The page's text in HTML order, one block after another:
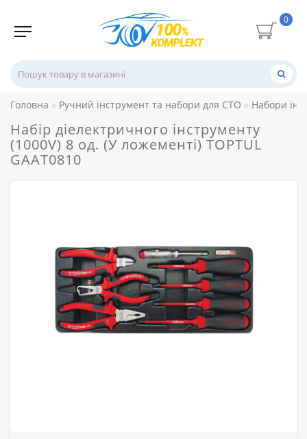
0
Головна Ручний інструмент та набори для СТО Набори
Набір діелектричного інструменту
(1000V) 8 од. (У ложементі) TOPTUL
GAAT0810